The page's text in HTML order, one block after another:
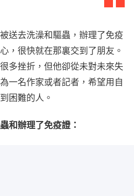
送去洗澡和驅蟲，辦理了免疫
，很快就在那裏交到了朋友。
多挫折，但他卻從未對未來失
一名作家或者記者，希望用自
困難的人。
和辦理了免疫證：